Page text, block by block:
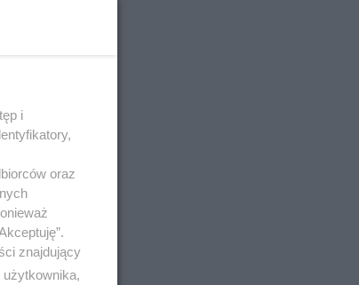
i
oraz
znajdujący
użytkownika,